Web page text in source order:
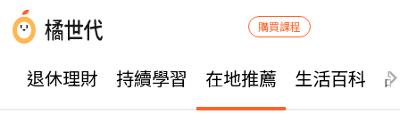
購買課程
退休理財 持續學習 在地推薦 生活百科